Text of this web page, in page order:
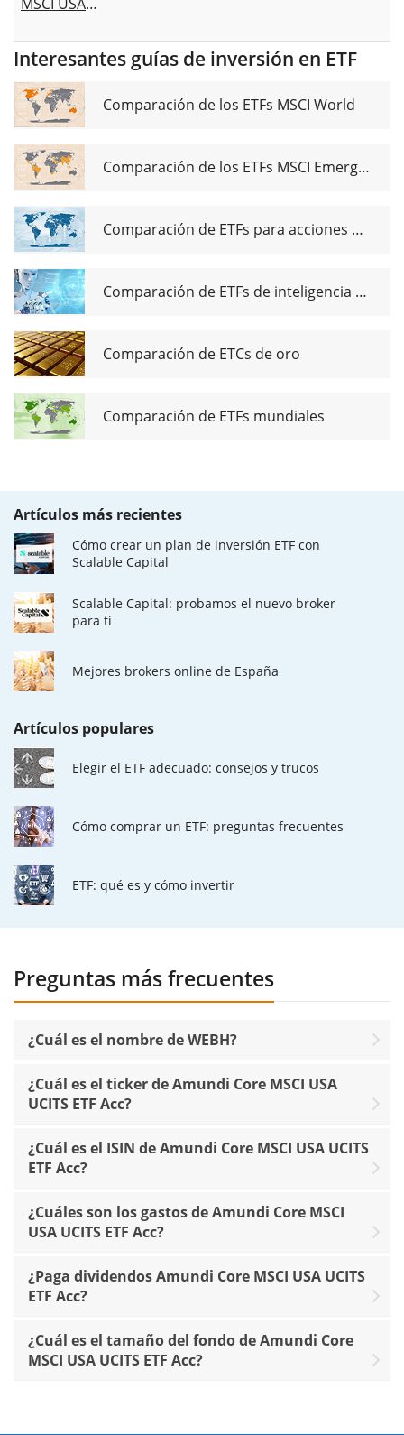
1C
(Acc)
Interesantes guías de inversión en ETF
Comparación de los ETFs MSCI World
Comparación de los ETFs MSCI Emerging Markets
Comparación de ETFs para acciones de dividendos globales
Comparación de ETFs de inteligencia artificial
Comparación de ETCs de oro
Comparación de ETFs mundiales
Artículos más recientes
Cómo crear un plan de inversión ETF con
Scalable Capital
Scalable Capital: probamos el nuevo broker
para ti
Mejores brokers online de España
Artículos populares
Elegir el ETF adecuado: consejos y trucos
Cómo comprar un ETF: preguntas frecuentes
ETF: qué es y cómo invertir
Preguntas más frecuentes
¿Cuál es el nombre de WEBH?
¿Cuál es el ticker de Amundi Core MSCI USA
UCITS ETF Acc?
¿Cuál es el ISIN de Amundi Core MSCI USA UCITS
ETF Acc?
¿Cuáles son los gastos de Amundi Core MSCI
USA UCITS ETF Acc?
¿Paga dividendos Amundi Core MSCI USA UCITS
ETF Acc?
¿Cuál es el tamaño del fondo de Amundi Core
MSCI USA UCITS ETF Acc?